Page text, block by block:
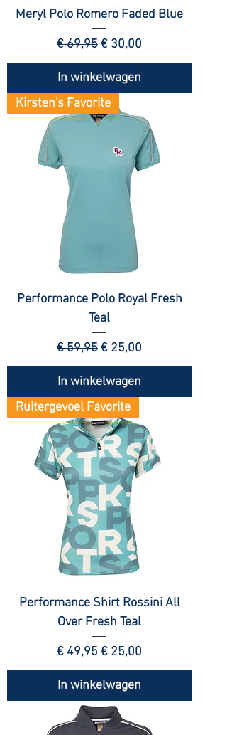
Meryl Polo Romero Faded Blue
Normale prijs
€ 69,95Verkoopprijs
€ 30,00
In winkelwagen
Kirsten's Favorite
Performance Polo Royal Fresh
Teal
Normale prijs
€ 59,95Verkoopprijs
€ 25,00
In winkelwagen
Ruitergevoel Favorite
Performance Shirt Rossini All
Over Fresh Teal
Normale prijs
€ 49,95Verkoopprijs
€ 25,00
In winkelwagen